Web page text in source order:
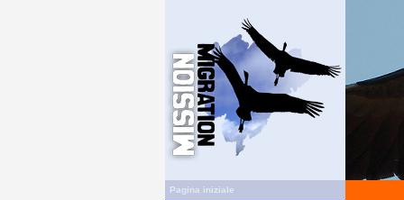
Pagina iniziale